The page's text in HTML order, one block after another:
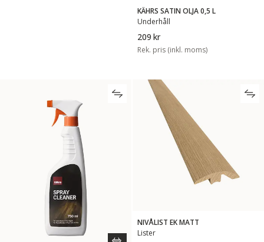
KÄHRS SATIN OLJA 0,5 L
Underhåll
209 kr
Rek. pris (inkl. moms)
NIVÅLIST EK MATT
Lister